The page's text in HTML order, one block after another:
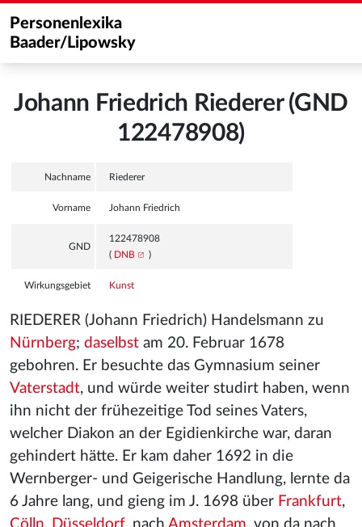
Personenlexika
Baader/Lipowsky
Johann Friedrich Riederer (GND
122478908)
Nachname Riederer
Vorname Johann Friedrich
GND
122478908
( DNB )
Wirkungsgebiet Kunst
RIEDERER (Johann Friedrich) Handelsmann zu
Nürnberg; daselbst am 20. Februar 1678
gebohren. Er besuchte das Gymnasium seiner
Vaterstadt, und würde weiter studirt haben, wenn
ihn nicht der frühezeitige Tod seines Vaters,
welcher Diakon an der Egidienkirche war, daran
gehindert hätte. Er kam daher 1692 in die
Wernberger- und Geigerische Handlung, lernte da
6 Jahre lang, und gieng im J. 1698 über Frankfurt,